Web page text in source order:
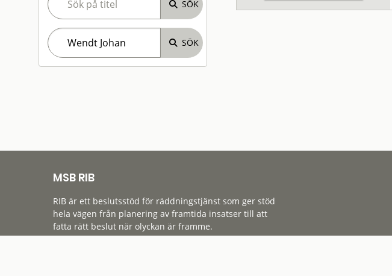
MSB RIB
RIB är ett beslutsstöd för räddningstjänst som ger stöd
hela vägen från planering av framtida insatser till att
fatta rätt beslut när olyckan är framme.